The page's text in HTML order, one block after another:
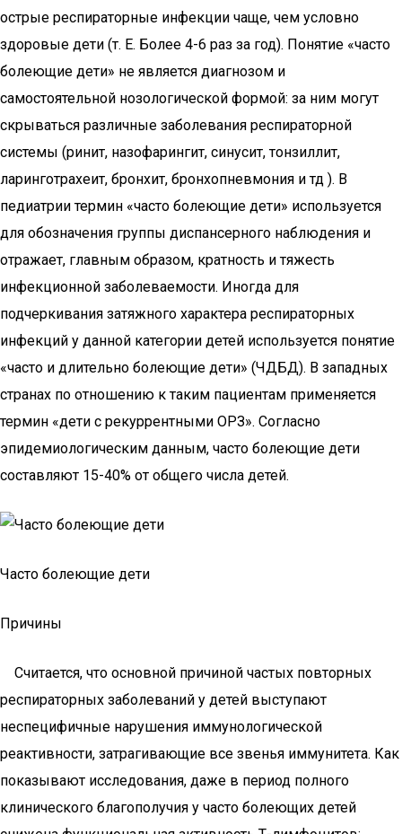
острые респираторные инфекции чаще, чем условно
здоровые дети (т. Е. Более 4-6 раз за год). Понятие «часто
болеющие дети» не является диагнозом и
самостоятельной нозологической формой: за ним могут
скрываться различные заболевания респираторной
системы (ринит, назофарингит, синусит, тонзиллит,
ларинготрахеит, бронхит, бронхопневмония и тд ). В
педиатрии термин «часто болеющие дети» используется
для обозначения группы диспансерного наблюдения и
отражает, главным образом, кратность и тяжесть
инфекционной заболеваемости. Иногда для
подчеркивания затяжного характера респираторных
инфекций у данной категории детей используется понятие
«часто и длительно болеющие дети» (ЧДБД). В западных
странах по отношению к таким пациентам применяется
термин «дети с рекуррентными ОРЗ». Согласно
эпидемиологическим данным, часто болеющие дети
составляют 15-40% от общего числа детей.
Часто болеющие дети
Причины
Считается, что основной причиной частых повторных
респираторных заболеваний у детей выступают
неспецифичные нарушения иммунологической
реактивности, затрагивающие все звенья иммунитета. Как
показывают исследования, даже в период полного
клинического благополучия у часто болеющих детей